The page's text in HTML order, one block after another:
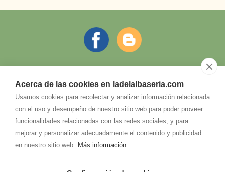
Acerca de las cookies en ladelalbaseria.com
Usamos cookies para recolectar y analizar información relacionada
con el uso y desempeño de nuestro sitio web para poder proveer
funcionalidades relacionadas con las redes sociales, y para
mejorar y personalizar adecuadamente el contenido y publicidad
en nuestro sitio web. Más información
607.266.906 (María del Pilar)
crladelalbaseria@ gmail.com
Dirección
C/ Puerto, 29
Argamasilla de Alba (Ciudad Real)